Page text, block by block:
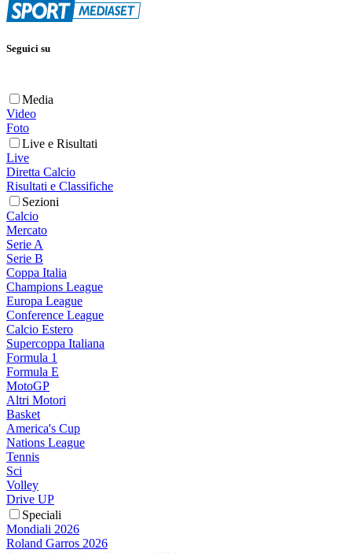
Seguici su
Media
Video
Foto
Live e Risultati
Live
Diretta Calcio
Risultati e Classifiche
Sezioni
Calcio
Mercato
Serie A
Serie B
Coppa Italia
Champions League
Europa League
Conference League
Calcio Estero
Supercoppa Italiana
Formula 1
Formula E
MotoGP
Altri Motori
Basket
America's Cup
Nations League
Tennis
Sci
Volley
Drive UP
Speciali
Mondiali 2026
Roland Garros 2026